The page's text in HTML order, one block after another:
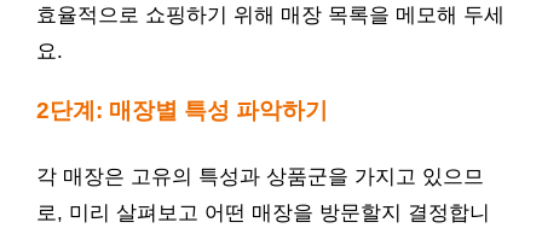
효율적으로 쇼핑하기 위해 매장 목록을 메모해 두세
요.
2단계: 매장별 특성 파악하기
각 매장은 고유의 특성과 상품군을 가지고 있으므
로, 미리 살펴보고 어떤 매장을 방문할지 결정합니